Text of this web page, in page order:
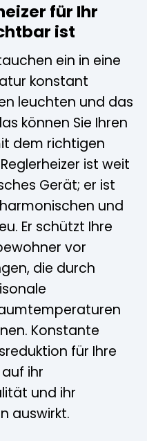
für Ihr
ist
ein in eine
konstant
leuchten und das
können Sie Ihren
dem richtigen
ist weit
Gerät; er ist
und
Er schützt Ihre
vor
die durch
Konstante
für Ihre
ihr
und ihr
auswirkt.